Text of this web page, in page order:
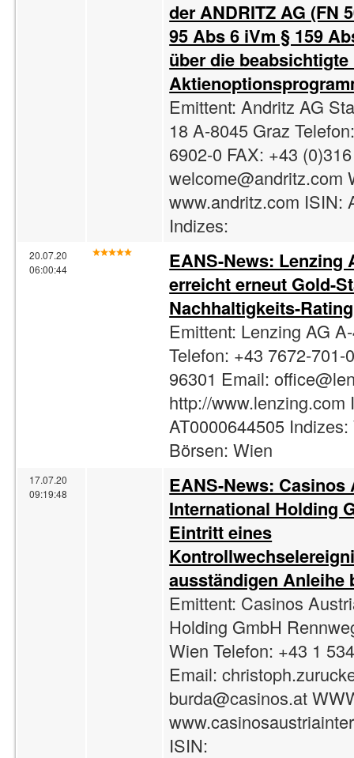
der ANDRITZ AG (FN
95 Abs 6 iVm § 159
über die
Emittent: Andritz AG
18 A-8045 Graz
6902-0 FAX: +43
welcome@andritz.com
www.andritz.com ISIN:
Indizes:
20.07.20
06:00:44
EANS-News: Lenzing
erreicht erneut Gold-
Nachhaltigkeits-
Emittent: Lenzing AG
Telefon: +43 7672-701-
96301 Email:
http://www.lenzing.com
AT0000644505
Börsen: Wien
17.07.20
09:19:48
EANS-News: Casinos
International Holding
Eintritt eines
ausständigen Anleihe
Emittent: Casinos
Holding GmbH
Wien Telefon: +43 1
Email:
burda@casinos.at
ISIN: